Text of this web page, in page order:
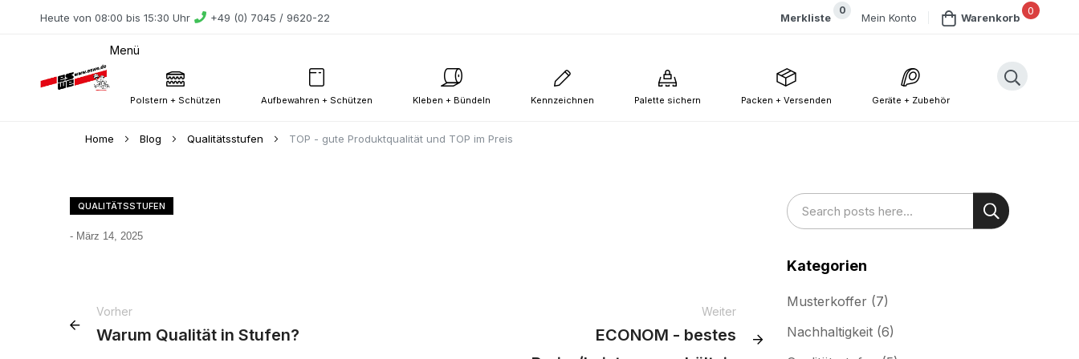
Heute von 08:00 bis 15:30 Uhr +49 (0) 7045 / 9620-22
0
Merkliste Mein Konto
0
Warenkorb
Menü
Polstern + Schützen Aufbewahren + Schützen Kleben + Bündeln Kennzeichnen Palette sichern Packen + Versenden Geräte + Zubehör
Home Blog Qualitätsstufen TOP - gute Produktqualität und TOP im Preis
QUALITÄTSSTUFEN
- März 14, 2025
Vorher
Warum Qualität in Stufen?
Weiter
ECONOM - bestes
Suche
Suche
Kategorien
Musterkoffer (7)
Nachhaltigkeit (6)